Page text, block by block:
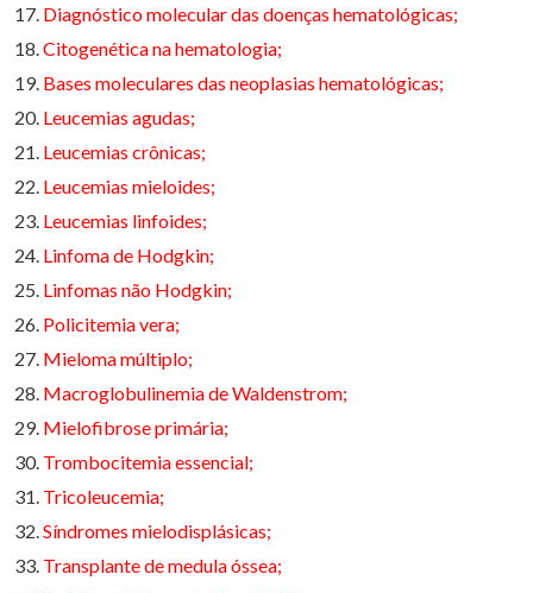
Diagnóstico molecular das doenças hematológicas;
Citogenética na hematologia;
Bases moleculares das neoplasias hematológicas;
Leucemias agudas;
Leucemias crônicas;
Leucemias mieloides;
Leucemias linfoides;
Linfoma de Hodgkin;
Linfomas não Hodgkin;
Policitemia vera;
Mieloma múltiplo;
Macroglobulinemia de Waldenstrom;
Mielofibrose primária;
Trombocitemia essencial;
Tricoleucemia;
Síndromes mielodisplásicas;
Transplante de medula óssea;